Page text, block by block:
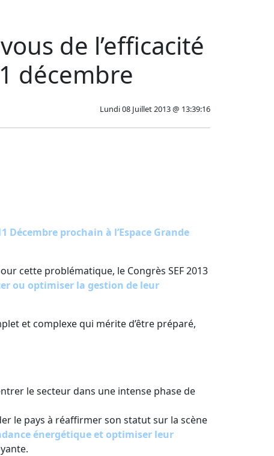
de l’efficacité
décembre
Lundi 08 Juillet 2013 @ 13:39:16
Décembre prochain à l’Espace Grande
cette problématique, le Congrès SEF 2013
ou optimiser la gestion de leur
et complexe qui mérite d’être préparé,
le secteur dans une intense phase de
le pays à réaffirmer son statut sur la scène
énergétique et optimiser leur